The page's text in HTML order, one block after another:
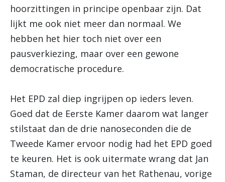
hoorzittingen in principe openbaar zijn. Dat
lijkt me ook niet meer dan normaal. We
hebben het hier toch niet over een
pausverkiezing, maar over een gewone
democratische procedure.
Het EPD zal diep ingrijpen op ieders leven.
Goed dat de Eerste Kamer daarom wat langer
stilstaat dan de drie nanoseconden die de
Tweede Kamer ervoor nodig had het EPD goed
te keuren. Het is ook uitermate wrang dat Jan
Staman, de directeur van het Rathenau, vorige